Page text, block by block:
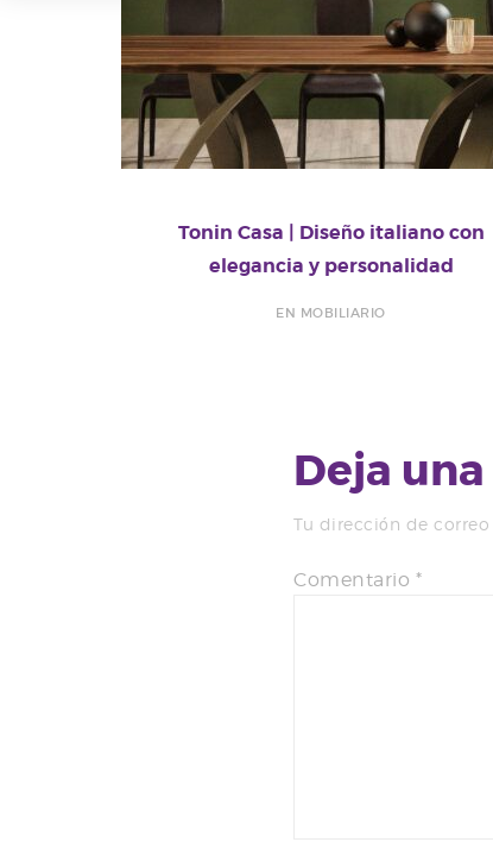
Tonin Casa | Diseño italiano con
elegancia y personalidad
EN MOBILIARIO
Deja
Tu dirección de
Comentario *